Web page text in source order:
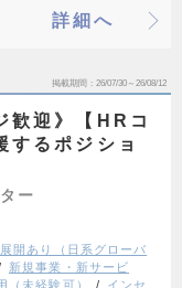
詳細へ
掲載期間 26/07/30～26/08/12
歓迎》【HRコ
するポジショ
ー
開あり（日系グローバ
新規事業・新サービ
（未経験可）
インセ